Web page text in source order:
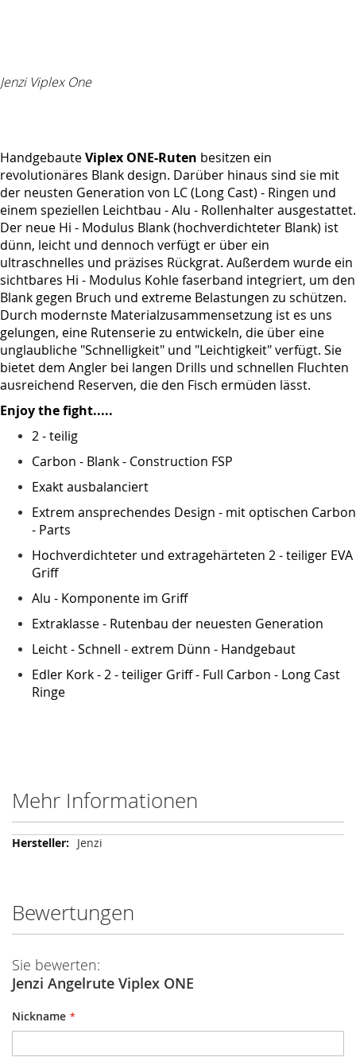
Jenzi Viplex One
HandgebauteViplex ONE-Ruten besitzen ein
revolutionäres Blank design. Darüber hinaus sind sie mit
der neusten Generation von LC (Long Cast) - Ringen und
einem speziellen Leichtbau - Alu - Rollenhalter ausgestattet.
Der neue Hi - Modulus Blank (hochverdichteter Blank) ist
dünn, leicht und dennoch verfügt er über ein
ultraschnelles und präzises Rückgrat. Außerdem wurde ein
sichtbares Hi - Modulus Kohle faserband integriert, um den
Blank gegen Bruch und extreme Belastungen zu schützen.
Durch modernste Materialzusammensetzung ist es uns
gelungen, eine Rutenserie zu entwickeln, die über eine
unglaubliche "Schnelligkeit" und "Leichtigkeit" verfügt. Sie
bietet dem Angler bei langen Drills und schnellen Fluchten
ausreichend Reserven, die den Fisch ermüden lässt.
Enjoy the fight.....
2 - teilig
Carbon - Blank - Construction FSP
Exakt ausbalanciert
Extrem ansprechendes Design - mit optischen Carbon
- Parts
Hochverdichteter und extragehärteten 2 - teiliger EVA
Griff
Alu - Komponente im Griff
Extraklasse - Rutenbau der neuesten Generation
Leicht - Schnell - extrem Dünn - Handgebaut
Edler Kork - 2 - teiliger Griff - Full Carbon - Long Cast
Ringe
Mehr Informationen
Mehr
Jenzi
Bewertungen
Sie bewerten:
Jenzi Angelrute Viplex ONE
Nickname